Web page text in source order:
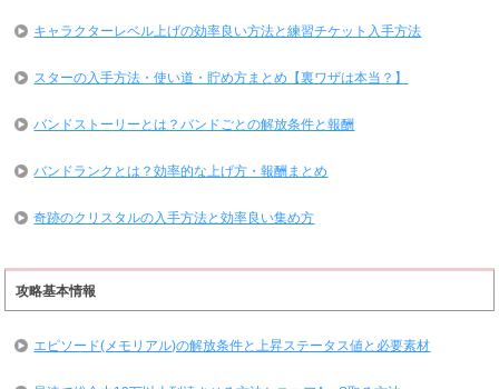
キャラクターレベル上げの効率良い方法と練習チケット入手方法
スターの入手方法・使い道・貯め方まとめ【裏ワザは本当？】
バンドストーリーとは？バンドごとの解放条件と報酬
バンドランクとは？効率的な上げ方・報酬まとめ
奇跡のクリスタルの入手方法と効率良い集め方
攻略基本情報
エピソード(メモリアル)の解放条件と上昇ステータス値と必要素材